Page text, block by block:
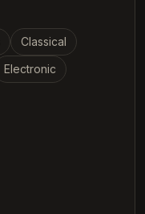
Classical
Electronic